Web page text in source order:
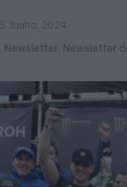
5 Junho, 2024
Newsletter Newsletter